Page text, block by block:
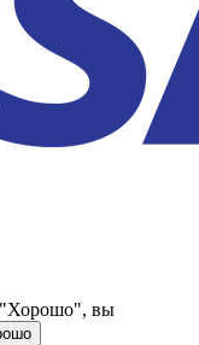
"Хорошо", вы